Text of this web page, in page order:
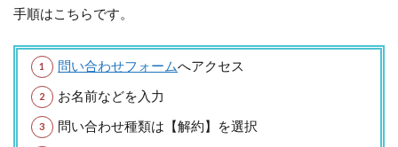
手順はこちらです。
問い合わせフォームへアクセス
お名前などを入力
問い合わせ種類は【解約】を選択